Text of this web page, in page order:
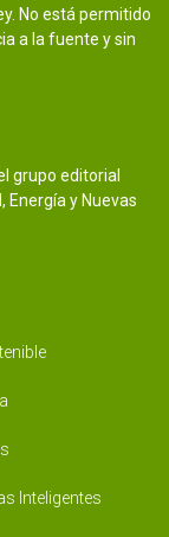
No está permitido
a la fuente y sin
grupo editorial
Energía y Nuevas
Inteligentes